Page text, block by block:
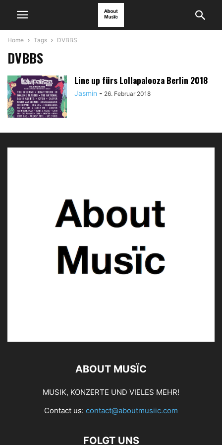
Home Tags DVBBS
DVBBS
Line up fürs Lollapalooza Berlin 2018
Jasmin - 26. Februar 2018
ABOUT MUSÏC
MUSIK, KONZERTE UND VIELES MEHR!
Contact us: contact@aboutmusiic.com
FOLGT UNS